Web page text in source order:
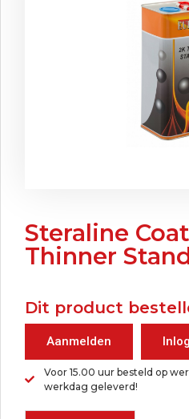
Steraline
Thinner
Dit product
Aanmelden
Voor 15.00 uur besteld op
werkdag geleverd!